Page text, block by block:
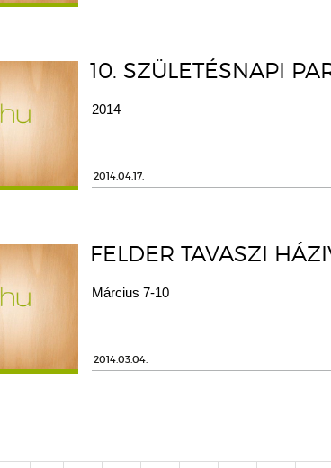
10. SZÜLETÉSNAPI
2014
2014.04.17.
FELDER TAVASZI
Március 7-10
2014.03.04.